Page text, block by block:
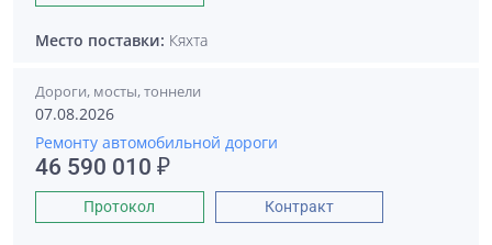
Место поставки: Кяхта
Дороги, мосты, тоннели
07.08.2026
Ремонту автомобильной дороги
46 590 010 ₽
Протокол Контракт